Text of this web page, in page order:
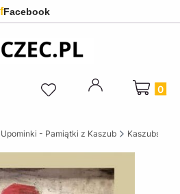
fFacebook
Produkty
- Pamiątki z Kaszub Kaszubskie